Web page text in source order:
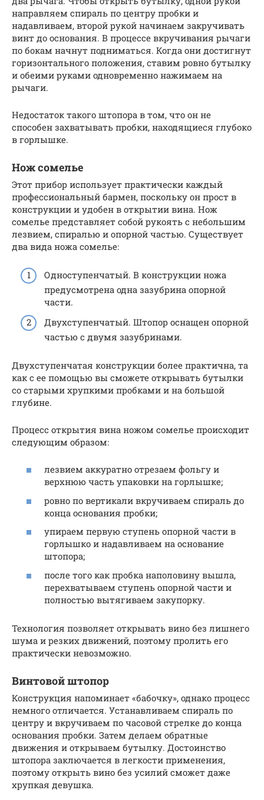
направляем спираль по центру пробки и
надавливаем, второй рукой начинаем закручивать
винт до основания. В процессе вкручивания рычаги
по бокам начнут подниматься. Когда они достигнут
горизонтального положения, ставим ровно бутылку
и обеими руками одновременно нажимаем на
рычаги.
Недостаток такого штопора в том, что он не
способен захватывать пробки, находящиеся глубоко
в горлышке.
Нож сомелье
Этот прибор использует практически каждый
профессиональный бармен, поскольку он прост в
конструкции и удобен в открытии вина. Нож
сомелье представляет собой рукоять с небольшим
лезвием, спиралью и опорной частью. Существует
два вида ножа сомелье:
Одноступенчатый. В конструкции ножа
предусмотрена одна зазубрина опорной
части.
Двухступенчатый. Штопор оснащен опорной
частью с двумя зазубринами.
Двухступенчатая конструкции более практична, та
как с ее помощью вы сможете открывать бутылки
со старыми хрупкими пробками и на большой
глубине.
Процесс открытия вина ножом сомелье происходит
следующим образом:
лезвием аккуратно отрезаем фольгу и
верхнюю часть упаковки на горлышке;
ровно по вертикали вкручиваем спираль до
конца основания пробки;
упираем первую ступень опорной части в
горлышко и надавливаем на основание
штопора;
после того как пробка наполовину вышла,
перехватываем ступень опорной части и
полностью вытягиваем закупорку.
Технология позволяет открывать вино без лишнего
шума и резких движений, поэтому пролить его
практически невозможно.
Винтовой штопор
Конструкция напоминает «бабочку», однако процесс
немного отличается. Устанавливаем спираль по
центру и вкручиваем по часовой стрелке до конца
основания пробки. Затем делаем обратные
движения и открываем бутылку. Достоинство
штопора заключается в легкости применения,
поэтому открыть вино без усилий сможет даже
хрупкая девушка.